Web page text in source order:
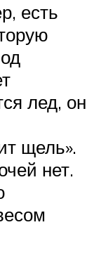
есть
лед, он
щель».
нет.